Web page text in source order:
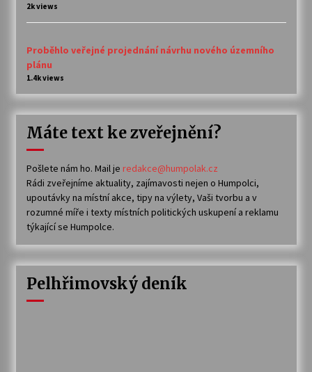
2k views
Proběhlo veřejné projednání návrhu nového územního
plánu
1.4k views
Máte text ke zveřejnění?
Pošlete nám ho. Mail je redakce@humpolak.cz
Rádi zveřejníme aktuality, zajímavosti nejen o Humpolci,
upoutávky na místní akce, tipy na výlety, Vaši tvorbu a v
rozumné míře i texty místních politických uskupení a reklamu
týkající se Humpolce.
Pelhřimovský deník